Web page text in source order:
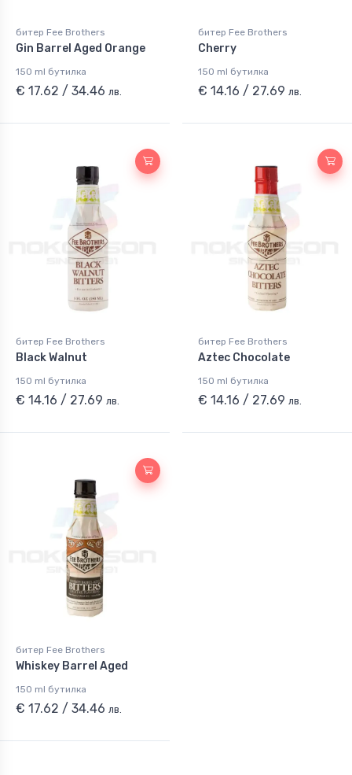
битер Fee Brothers
Gin Barrel Aged Orange
150 ml бутилка
€ 17.62 / 34.46 лв.
битер Fee Brothers
Cherry
150 ml бутилка
€ 14.16 / 27.69 лв.
битер Fee Brothers
Black Walnut
150 ml бутилка
€ 14.16 / 27.69 лв.
битер Fee Brothers
Aztec Chocolate
150 ml бутилка
€ 14.16 / 27.69 лв.
битер Fee Brothers
Whiskey Barrel Aged
150 ml бутилка
€ 17.62 / 34.46 лв.